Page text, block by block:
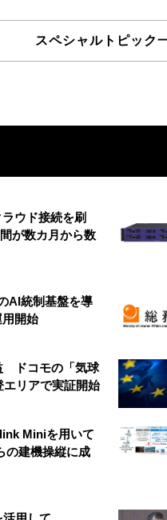
スペシャルトピック
ウド接続を刷
が数カ月から数
AI統制基盤を導
開始
ドコモの「気球
リアで実証開始
Miniを用いて
の建機操縦に成